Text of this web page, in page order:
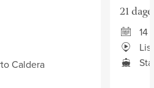
Caldera
21
14